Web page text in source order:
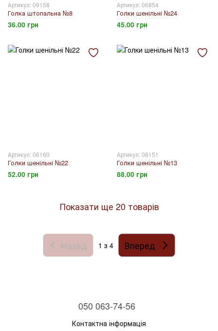
Артикул: 09158
Голка штопальна №8
36.00 грн
Артикул: 06854
Голки шенільні №24
45.00 грн
Артикул: 06160
Голки шенільні №22
52.00 грн
Артикул: 06151
Голки шенільні №13
88.00 грн
Показати ще 20 товарів
Назад 1 з 4 Вперед
050 063-74-56
Контактна інформація